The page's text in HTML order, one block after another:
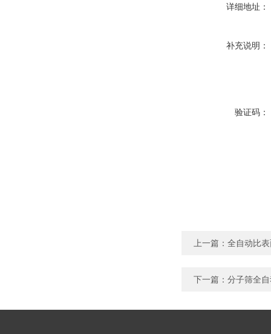
详细地址：
补充说明：
验证码：
上一篇： 全自动比
下一篇： 分子筛全